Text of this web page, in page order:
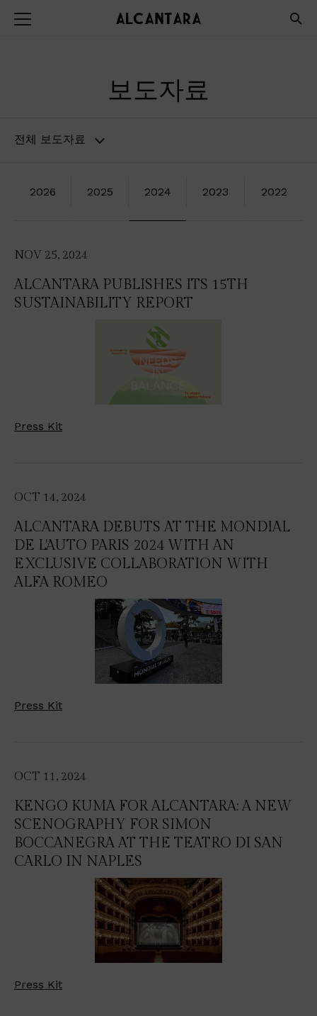
보도자료
전체 보도자료
2026 2025 2024 2023 2022
NOV 25, 2024
ALCANTARA PUBLISHES ITS 15TH
SUSTAINABILITY REPORT
Press Kit
OCT 14, 2024
ALCANTARA DEBUTS AT THE MONDIAL
DE L'AUTO PARIS 2024 WITH AN
EXCLUSIVE COLLABORATION WITH
ALFA ROMEO
Press Kit
OCT 11, 2024
KENGO KUMA FOR ALCANTARA: A NEW
SCENOGRAPHY FOR SIMON
BOCCANEGRA AT THE TEATRO DI SAN
CARLO IN NAPLES
Press Kit